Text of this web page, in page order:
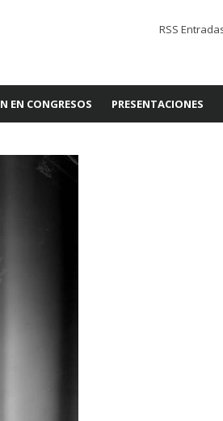
RSS
EN CONGRESOS PRESENTACIONES